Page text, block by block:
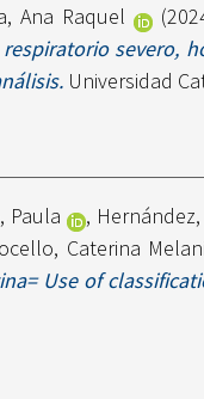
Ana Raquel
severo,
Universidad
Paula ,
Caterina
Use of